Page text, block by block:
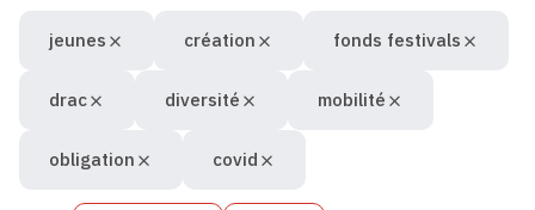
jeunes création fonds festivals
drac diversité mobilité
obligation covid